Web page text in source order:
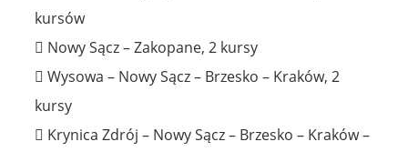
kursów
 Nowy Sącz – Zakopane, 2 kursy
 Wysowa – Nowy Sącz – Brzesko – Kraków, 2
kursy
 Krynica Zdrój – Nowy Sącz – Brzesko – Kraków –